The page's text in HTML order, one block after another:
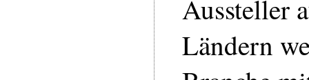
Aussteller
Ländern